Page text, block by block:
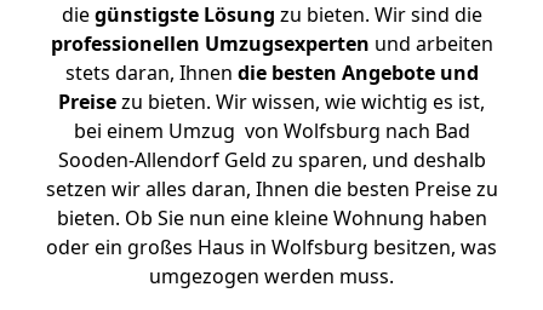
diegünstigste Lösung zu bieten. Wir sind die
professionellen Umzugsexperten und arbeiten
stets daran, Ihnen die besten Angebote und
Preisezu bieten. Wir wissen, wie wichtig es ist,
bei einem Umzug von Wolfsburg nach Bad
Sooden-Allendorf Geld zu sparen, und deshalb
setzen wir alles daran, Ihnen die besten Preise zu
bieten. Ob Sie nun eine kleine Wohnung haben
oder ein großes Haus in Wolfsburg besitzen, was
umgezogen werden muss.